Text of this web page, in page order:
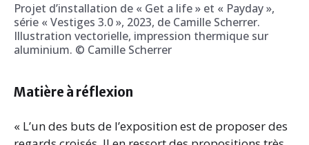
Projet d’installation de « Get a life » et « Payday »,
série « Vestiges 3.0 », 2023, de Camille Scherrer.
Illustration vectorielle, impression thermique sur
aluminium. © Camille Scherrer
Matière à réflexion
« L’un des buts de l’exposition est de proposer des